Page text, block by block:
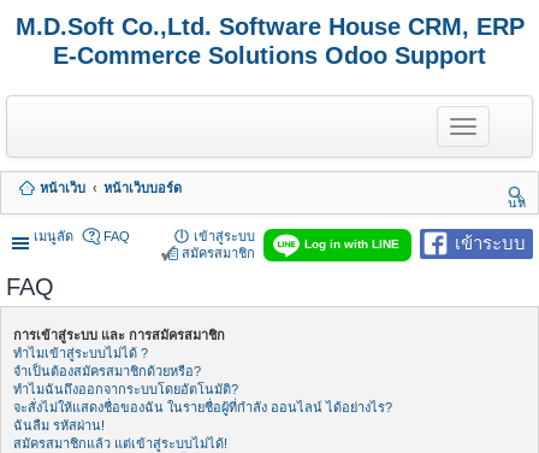
M.D.Soft Co.,Ltd. Software House CRM, ERP
E-Commerce Solutions Odoo Support
T
o
g
e
n
a
g
หน้าเว็บ
หน้าเว็บบอร์ด
นห
า
เมนูลัด
เข้าระบบ
Log in with LINE
FAQ
เข้าสู่ระบบ
สมัครสมาชิก
FAQ
การเข้าสู่ระบบ และ การสมัครสมาชิก
ทำไมเข้าสู่ระบบไม่ได้ ?
จำเป็นต้องสมัครสมาชิกด้วยหรือ?
ทำไมฉันถึงออกจากระบบโดยอัตโนมัติ?
จะสั่งไม่ให้แสดงชื่อของฉัน ในรายชื่อผู้ที่กำลัง ออนไลน์ ได้อย่างไร?
ฉันลืม รหัสผ่าน!
สมัครสมาชิกแล้ว แต่เข้าสู่ระบบไม่ได้!